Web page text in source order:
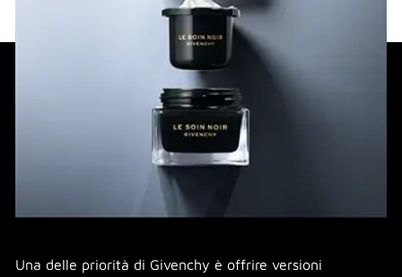
Una delle priorità di Givenchy è offrire versioni